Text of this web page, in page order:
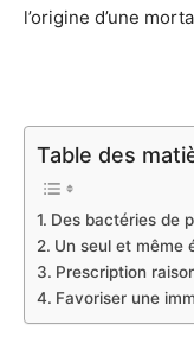
l’origine d’une
Table des
Des bactéries de
Un seul et même
Prescription
Favoriser une